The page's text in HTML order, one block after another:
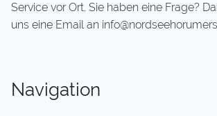
Service vor Ort. Sie haben eine Frage?
uns eine Email an
Navigation